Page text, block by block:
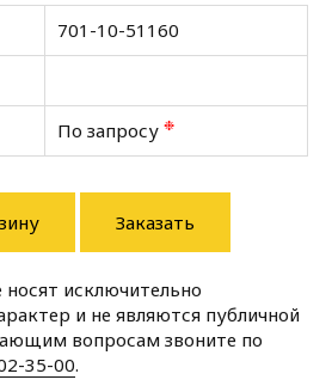
701-10-51160
По запросу ❉
Заказать
исключительно
и не являются публичной
вопросам звоните по
35-00.